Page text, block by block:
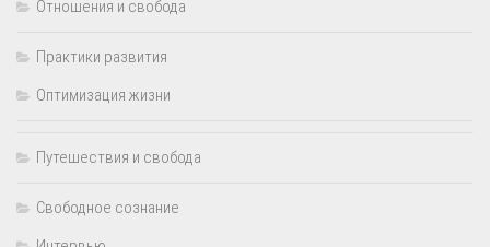
Отношения и свобода
Практики развития
Оптимизация жизни
Путешествия и свобода
Свободное сознание